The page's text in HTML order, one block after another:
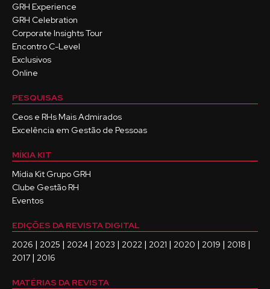
GRH Experience
GRH Celebration
Corporate Insights Tour
Encontro C-Level
Exclusivos
Online
PESQUISAS
Ceos e RHs Mais Admirados
Excelência em Gestão de Pessoas
MÍKIA KIT
Mídia Kit Grupo GRH
Clube Gestão RH
Eventos
EDIÇÕES DA REVISTA DIGITAL
2026 | 2025 | 2024 | 2023 | 2022 | 2021 | 2020 | 2019 | 2018 |
2017 | 2016
MATÉRIAS DA REVISTA